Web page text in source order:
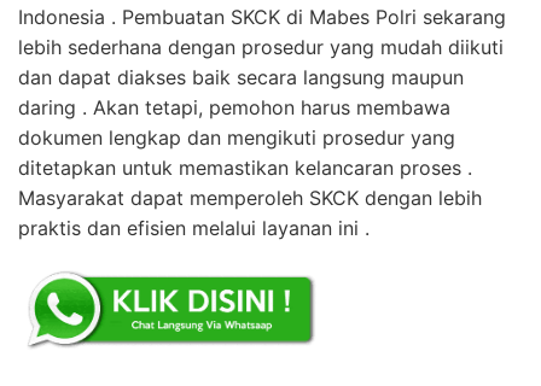
Indonesia . Pembuatan SKCK di Mabes Polri sekarang
lebih sederhana dengan prosedur yang mudah diikuti
dan dapat diakses baik secara langsung maupun
daring . Akan tetapi, pemohon harus membawa
dokumen lengkap dan mengikuti prosedur yang
ditetapkan untuk memastikan kelancaran proses .
Masyarakat dapat memperoleh SKCK dengan lebih
praktis dan efisien melalui layanan ini .